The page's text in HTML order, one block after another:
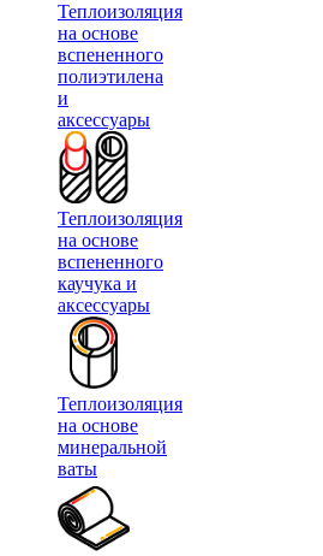
Теплоизоляция
на основе
вспененного
полиэтилена
и
аксессуары
Теплоизоляция
на основе
вспененного
каучука и
аксессуары
Теплоизоляция
на основе
минеральной
ваты